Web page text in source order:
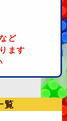
ど
ます
覧